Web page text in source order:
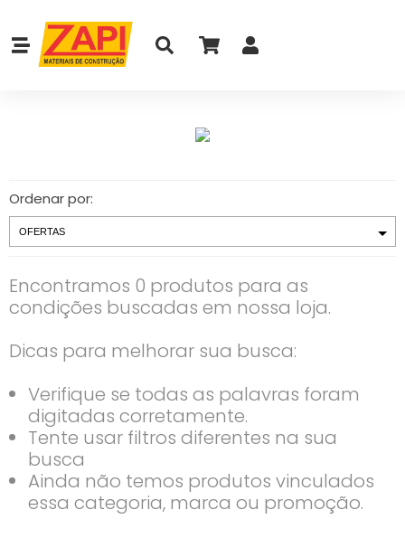
Ordenar por:
Encontramos 0 produtos para as
condições buscadas em nossa loja.
Dicas para melhorar sua busca:
Verifique se todas as palavras foram
digitadas corretamente.
Tente usar filtros diferentes na sua
busca
Ainda não temos produtos vinculados
essa categoria, marca ou promoção.